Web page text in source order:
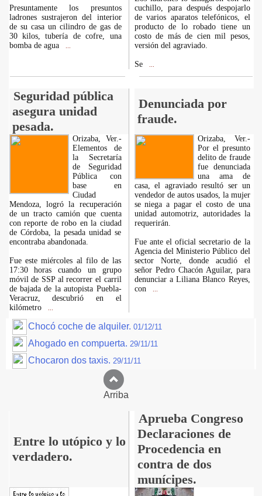
Presuntamente los presuntos
ladrones sustrajeron del interior
de su casa un cilindro de gas de
30 kilos, tubería de cofre, una
bomba de agua
cuchillo, para después despojarlo
de varios aparatos telefónicos, el
producto de lo robado tiene un
costo de más de cien mil pesos,
versión del agraviado.
Se
Seguridad pública
asegura unidad
pesada.
Denunciada por
fraude.
Orizaba, Ver.-
Elementos de
la Secretaría
de Seguridad
Pública con
base en
Ciudad
Mendoza, logró la recuperación
de un tracto camión que cuenta
con reporte de robo en la ciudad
de Córdoba, la pesada unidad se
encontraba abandonada.
Fue este miércoles al filo de las
17:30 horas cuando un grupo
móvil de SSP al recorrer el carril
de bajada de la autopista Puebla-
Veracruz, descubrió en el
kilómetro
Orizaba, Ver.-
Por el presunto
delito de fraude
fue denunciada
una ama de
casa, el agraviado resultó ser un
vendedor de autos usados, la mujer
se niega a pagar el costo de una
unidad automotriz, autoridades la
requerirán.
Fue ante el oficial secretario de la
Agencia del Ministerio Público del
sector Norte, donde acudió el
señor Pedro Chacón Aguilar, para
denunciar a Liliana Blanco Reyes,
con
Chocó coche de alquiler. 01/12/11
Ahogado en compuerta. 29/11/11
Chocaron dos taxis. 29/11/11
Arriba
Entre lo utópico y lo
verdadero.
Aprueba Congreso
Declaraciones de
Procedencia en
contra de dos
munícipes.